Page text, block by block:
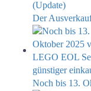
Der
Noch bis 13.